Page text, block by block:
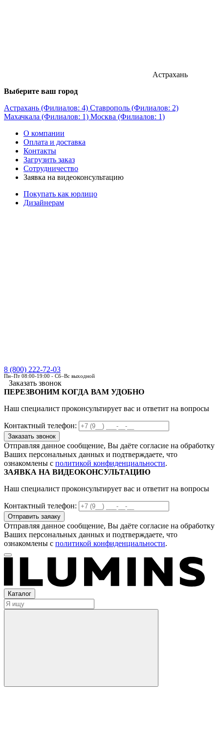
Астрахань
Выберите ваш город
Астрахань (Филиалов: 4) Ставрополь (Филиалов: 2)
Махачкала (Филиалов: 1) Москва (Филиалов: 1)
О компании
Оплата и доставка
Контакты
Загрузить заказ
Сотрудничество
Заявка на видеоконсультацию
Покупать как юрлицо
Дизайнерам
8 (800) 222-72-03
Пн–Пт 08:00-19:00 - Сб–Вс выходной
Заказать звонок
ПЕРЕЗВОНИМ КОГДА ВАМ УДОБНО
Наш специалист проконсультирует вас и ответит на вопросы
Контактный телефон:
Отправляя данное сообщение, Вы даёте согласие на обработку
Ваших персональных данных и подтверждаете, что
ознакомлены с политикой конфиденциальности.
ЗАЯВКА НА ВИДЕОКОНСУЛЬТАЦИЮ
Наш специалист проконсультирует вас и ответит на вопросы
Контактный телефон:
Отправляя данное сообщение, Вы даёте согласие на обработку
Ваших персональных данных и подтверждаете, что
ознакомлены с политикой конфиденциальности.
Каталог